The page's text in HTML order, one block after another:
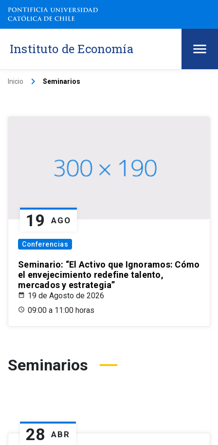
Instituto de Economía
Inicio keyboard_arrow_right Seminarios
19 AGO
Conferencias
Seminario: “El Activo que Ignoramos: Cómo
el envejecimiento redefine talento,
mercados y estrategia”
19 de Agosto de 2026
09:00 a 11:00 horas
Seminarios
28 ABR